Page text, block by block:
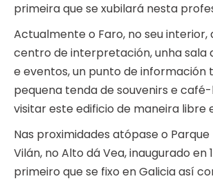
primeira que se xubilará nesta
Actualmente o Faro, no seu interior,
centro de interpretación, unha sala
e eventos, un punto de información
pequena tenda de souvenirs e
visitar este edificio de maneira libre
Nas proximidades atópase o Parque
Vilán, no Alto dá Vea, inaugurado en
primeiro que se fixo en Galicia así